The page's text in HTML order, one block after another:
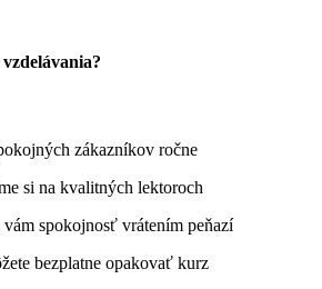
zákazníkov ročne
si na kvalitných lektoroch
vám spokojnosť vrátením peňazí
bezplatne opakovať kurz